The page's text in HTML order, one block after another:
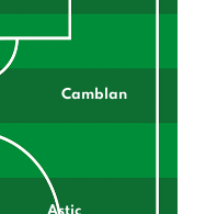
Camblan